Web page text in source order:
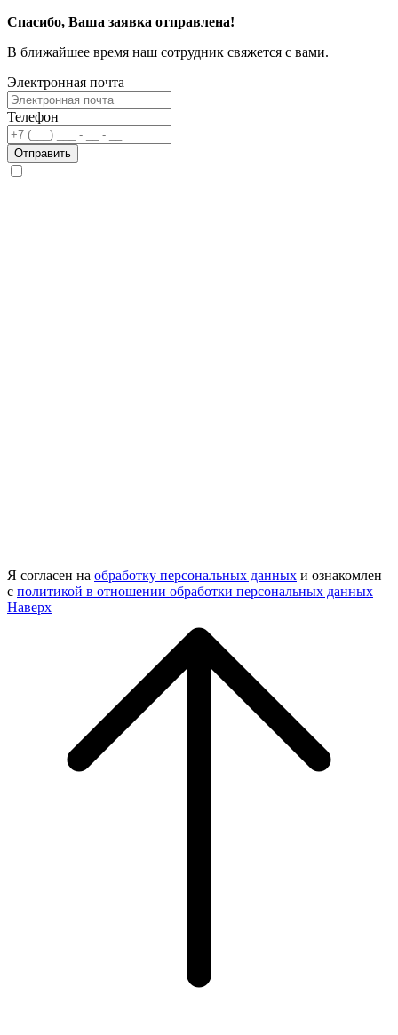
Спасибо, Ваша заявка отправлена!
В ближайшее время наш сотрудник свяжется с вами.
Электронная почта
Телефон
Отправить
Я согласен на обработку персональных данных и ознакомлен
с политикой в отношении обработки персональных данных
Наверх